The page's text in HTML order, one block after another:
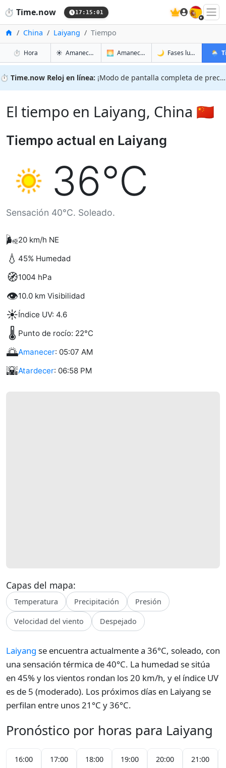
⏱️ Time.now 17:15:02 🇪🇸
InicioChina Laiyang Tiempo
⏱️ Horaen Laiyang
☀️ Amanecer y atardecer en Laiyang
🌅 Amanecer y atardecer mañana en
🌙 Fases lunares en
🌦️
⏱️ Time.now Reloj en línea: ¡Modo de pantalla completa de precisión!
El tiempo en Laiyang, China 🇨🇳
Tiempo actual en Laiyang
36°C
Sensación 40°C. Soleado.
🌬️20 km/h NE
💧 45% Humedad
🧭1004 hPa
👁️10.0 km Visibilidad
☀️Índice UV: 4.6
🌡️ Punto de rocío: 22°C
🌅Amanecer: 05:07 AM
🌇Atardecer: 06:58 PM
Capas del mapa:
Temperatura Precipitación Presión
Velocidad del viento Despejado
Laiyang se encuentra actualmente a 36°C, soleado, con
una sensación térmica de 40°C. La humedad se sitúa
en 45% y los vientos rondan los 20 km/h, y el índice UV
es de 5 (moderado). Los próximos días en Laiyang se
perfilan entre unos 21°C y 36°C.
Pronóstico por horas para Laiyang
16:00 17:00 18:00 19:00 20:00 21:00